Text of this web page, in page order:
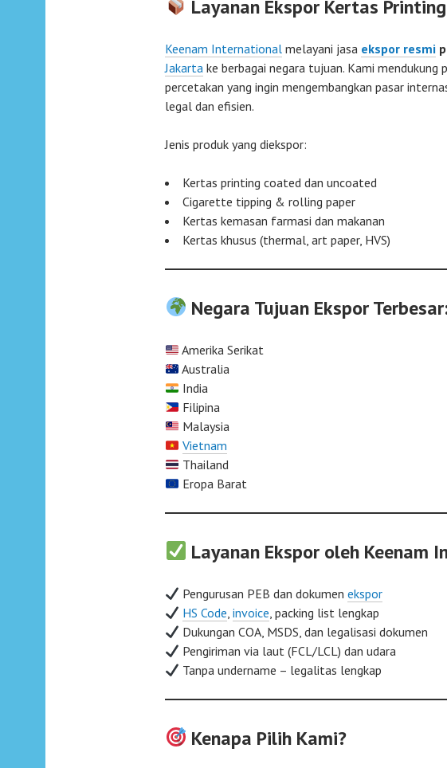
Layanan Ekspor Kertas Printing
Keenam International melayani jasa ekspor resmi
Jakarta ke berbagai negara tujuan. Kami mendukung
percetakan yang ingin mengembangkan pasar
legal dan efisien.
Jenis produk yang diekspor:
Kertas printing coated dan uncoated
Cigarette tipping & rolling paper
Kertas kemasan farmasi dan makanan
Kertas khusus (thermal, art paper, HVS)
Negara Tujuan Ekspor
Amerika Serikat
Australia
India
Filipina
Malaysia
Vietnam
Thailand
Eropa Barat
Layanan Ekspor oleh Keenam
Pengurusan PEB dan dokumenekspor
HS Code,invoice, packing list lengkap
Dukungan COA, MSDS, dan legalisasi dokumen
Pengiriman via laut (FCL/LCL) dan udara
Tanpa undername – legalitas lengkap
Kenapa Pilih Kami?